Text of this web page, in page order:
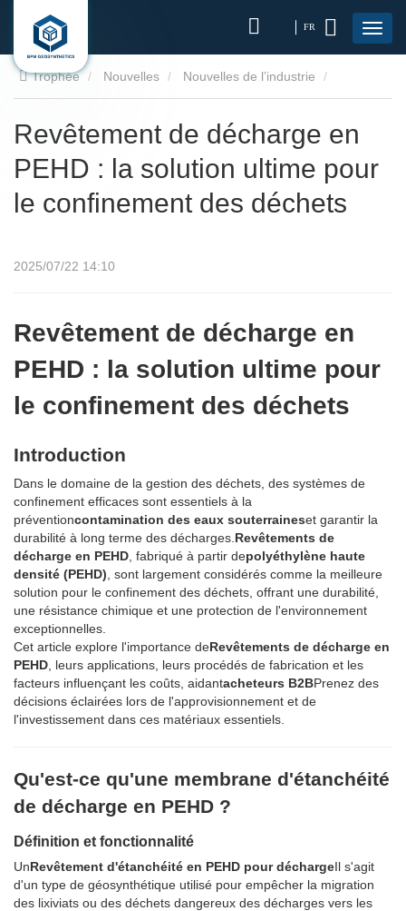
FR
Trophée Nouvelles Nouvelles de l’industrie
Revêtement de décharge en PEHD : la solution ultime pour le
confinement des déchets
Revêtement de décharge en
PEHD : la solution ultime pour
le confinement des déchets
2025/07/22 14:10
Revêtement de décharge en
PEHD : la solution ultime pour
le confinement des déchets
Introduction
Dans le domaine de la gestion des déchets, des systèmes de
confinement efficaces sont essentiels à la
préventioncontamination des eaux souterraineset garantir la
durabilité à long terme des décharges. Revêtements de
décharge en PEHD , fabriqué à partir depolyéthylène haute
densité (PEHD) , sont largement considérés comme la meilleure
solution pour le confinement des déchets, offrant une durabilité,
une résistance chimique et une protection de l'environnement
exceptionnelles.
Cet article explore l'importance deRevêtements de décharge en
PEHD , leurs applications, leurs procédés de fabrication et les
facteurs influençant les coûts, aidantacheteurs B2BPrenez des
décisions éclairées lors de l'approvisionnement et de
l'investissement dans ces matériaux essentiels.
Qu'est-ce qu'une membrane d'étanchéité
de décharge en PEHD ?
Définition et fonctionnalité
UnRevêtement d'étanchéité en PEHD pour déchargeIl s'agit
d'un type de géosynthétique utilisé pour empêcher la migration
des lixiviats ou des déchets dangereux des décharges vers les